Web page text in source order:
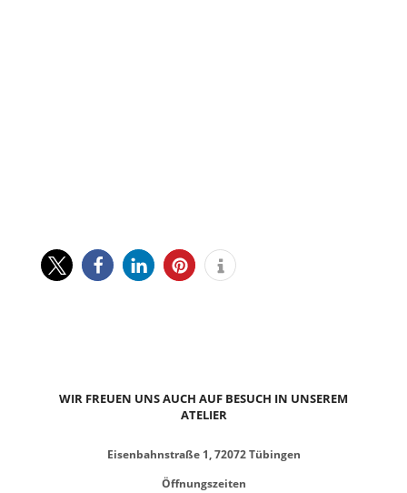
WIR FREUEN UNS AUCH AUF BESUCH IN UNSEREM
ATELIER
Eisenbahnstraße 1, 72072 Tübingen
Öffnungszeiten